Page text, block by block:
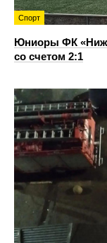
Спорт
Юниоры ФК
со счетом 2:1